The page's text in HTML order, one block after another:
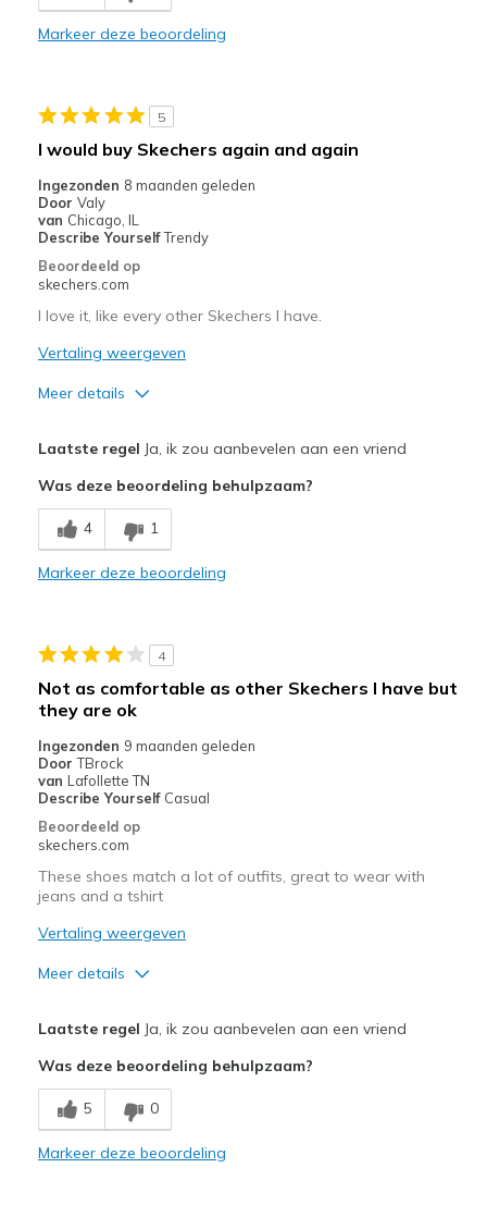
Width
Feels true to width
Markeer deze beoordeling
5
I would buy Skechers again and again
Ingezonden 8 maanden geleden
Door Valy
van Chicago, IL
Describe YourselfTrendy
Beoordeeld op
skechers.com
I love it, like every other Skechers I have.
Vertaling weergeven
Meer details
Breathe Well
Comfortable
Beste toepassingen
Casual Wear
Going Out
Special Occasions
Travel
Width
Feels true to width
Sizing
View On Shoes
I'm Really Into Shoes
Laatste regel Ja, ik zou aanbevelen aan een vriend
Was deze beoordeling behulpzaam?
4 1
Markeer deze beoordeling
4
Not as comfortable as other Skechers I have but
they are ok
Ingezonden 9 maanden geleden
Door TBrock
van Lafollette TN
Describe Yourself Casual
Beoordeeld op
skechers.com
These shoes match a lot of outfits, great to wear with
jeans and a tshirt
Vertaling weergeven
Meer details
Stylish
Beste toepassingen
Casual Wear
Laatste regel Ja, ik zou aanbevelen aan een vriend
Was deze beoordeling behulpzaam?
5 0
Markeer deze beoordeling